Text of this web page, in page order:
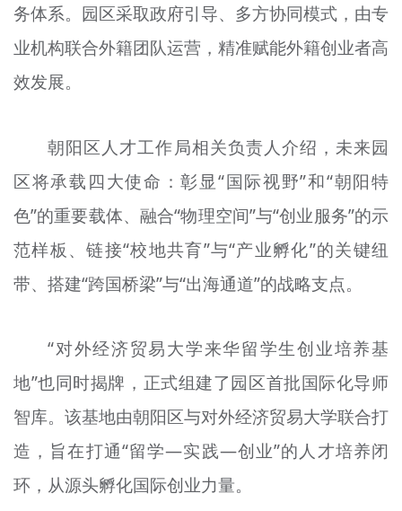
务体系。园区采取政府引导、多方协同模式，由专
业机构联合外籍团队运营，精准赋能外籍创业者高
效发展。
朝阳区人才工作局相关负责人介绍，未来园
区将承载四大使命：彰显“国际视野”和“朝阳特
色”的重要载体、融合“物理空间”与“创业服务”的示
范样板、链接“校地共育”与“产业孵化”的关键纽
带、搭建“跨国桥梁”与“出海通道”的战略支点。
“对外经济贸易大学来华留学生创业培养基
地”也同时揭牌，正式组建了园区首批国际化导师
智库。该基地由朝阳区与对外经济贸易大学联合打
造，旨在打通“留学—实践—创业”的人才培养闭
环，从源头孵化国际创业力量。